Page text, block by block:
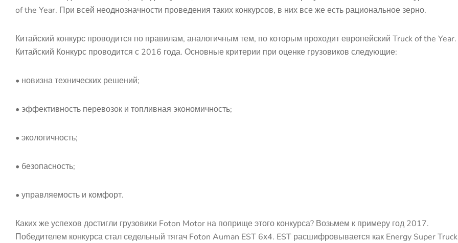
of the Year. При всей неоднозначности проведения таких конкурсов, в них все же есть рациональное зерно.
Китайский конкурс проводится по правилам, аналогичным тем, по которым проходит европейский Truck of the Year.
Китайский Конкурс проводится с 2016 года. Основные критерии при оценке грузовиков следующие:
• новизна технических решений;
• эффективность перевозок и топливная экономичность;
• экологичность;
• безопасность;
• управляемость и комфорт.
Каких же успехов достигли грузовики Foton Motor на поприще этого конкурса? Возьмем к примеру год 2017.
Победителем конкурса стал седельный тягач Foton Auman EST 6х4. EST расшифровывается как Energy Super